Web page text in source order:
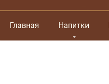
Главная Напитки